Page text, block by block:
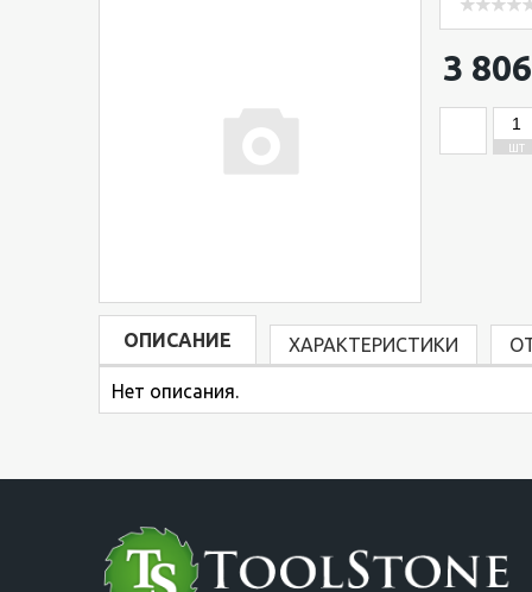
3
ШТ
ОПИСАНИЕ ХАРАКТЕРИСТИКИ
Нет описания.